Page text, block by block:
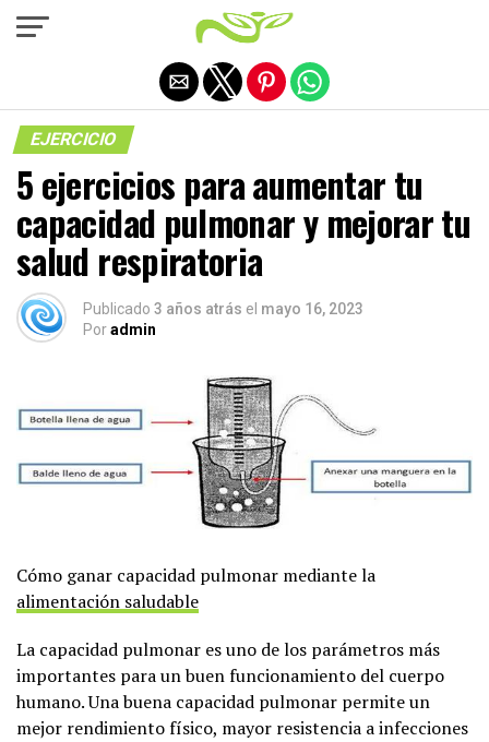
EJERCICIO
5 ejercicios para aumentar tu
capacidad pulmonar y mejorar tu
salud respiratoria
Publicado 3 años atrás el mayo 16, 2023
Poradmin
Cómo ganar capacidad pulmonar mediante la
alimentación saludable
La capacidad pulmonar es uno de los parámetros más
importantes para un buen funcionamiento del cuerpo
humano. Una buena capacidad pulmonar permite un
mejor rendimiento físico, mayor resistencia a infecciones
Salir de la versión móvil